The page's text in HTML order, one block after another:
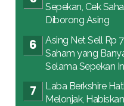
Sepekan, Cek
Diborong Asing
Asing Net Sell Rp
Saham yang
Selama Sepekan
Laba Berkshire
Melonjak,